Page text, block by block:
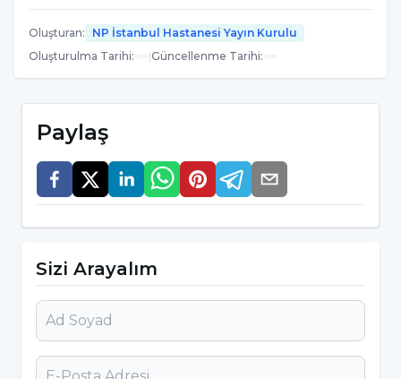
Kabızlık sorunu yaşıyorsanız
Baş ağrısı, baş dönmesi oluyorsa
Tırnakların uzamaması ve kırılması gibi
Tansiyonunuz sık sık yükseliyorsa
Tuzlu gıdalar tüketme isteği
duyuyorsanız
Oluşturan:
NP İstanbul Hastanesi Yayın Kurulu
Oluşturulma Tarihi: |Güncellenme Tarihi:
Paylaş
Sizi Arayalım